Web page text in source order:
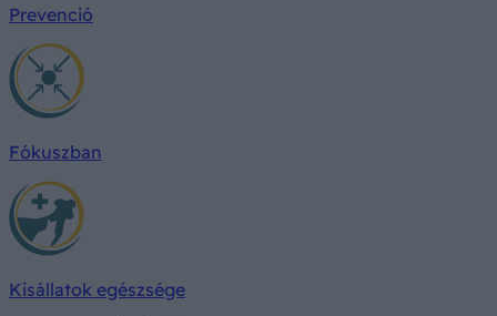
Prevenció
Fókuszban
Kisállatok egészsége